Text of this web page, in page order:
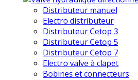
Distributeur manuel
Electro distributeur
Distributeur Cetop 3
Distributeur Cetop 5
Distributeur Cetop 7
Electro valve à clapet
Bobines et connecteurs